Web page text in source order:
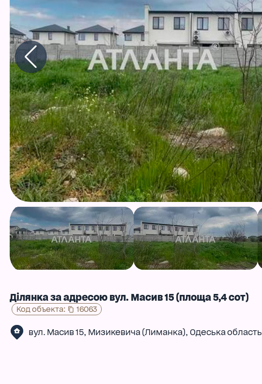
Ділянка за адресою вул. Масив 15 (площа 5,4 сот)
Код объекта: 16063
вул. Масив 15, Мизикевича (Лиманка), Одеська область